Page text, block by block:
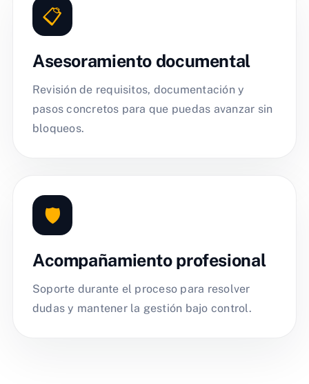
📋
Asesoramiento documental
Revisión de requisitos, documentación y
pasos concretos para que puedas avanzar sin
bloqueos.
🛡️
Acompañamiento profesional
Soporte durante el proceso para resolver
dudas y mantener la gestión bajo control.